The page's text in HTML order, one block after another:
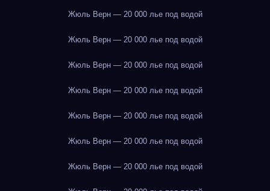
Жюль Верн — 20 000 лье под водой
Жюль Верн — 20 000 лье под водой
Жюль Верн — 20 000 лье под водой
Жюль Верн — 20 000 лье под водой
Жюль Верн — 20 000 лье под водой
Жюль Верн — 20 000 лье под водой
Жюль Верн — 20 000 лье под водой